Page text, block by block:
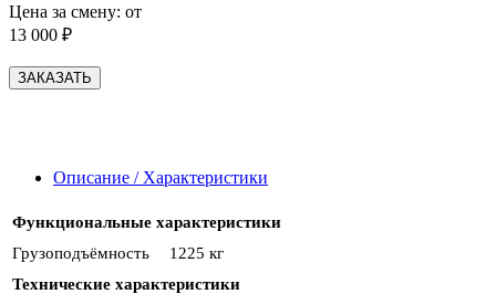
Цена за смену: от
13 000 ₽
ЗАКАЗАТЬ
Описание / Характеристики
Функциональные характеристики
Грузоподъёмность
1225 кг
Технические характеристики